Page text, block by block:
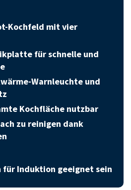
Kochfeld mit vier
für schnelle und
Warnleuchte und
Kochfläche nutzbar
zu reinigen dank
für Induktion geeignet sein